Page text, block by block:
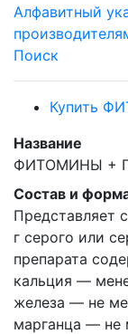
Алфавитный
Поиск
Купить
Название
ФИТОМИНЫ +
Состав и
Представляет
г серого или
препарата
кальция —
железа — не
марганца — не